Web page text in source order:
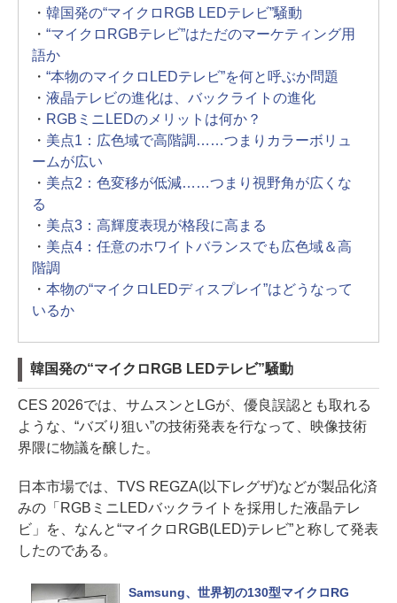
・ 韓国発の“マイクロRGB LEDテレビ”騒動
・ “マイクロRGBテレビ”はただのマーケティング用
語か
・ “本物のマイクロLEDテレビ”を何と呼ぶか問題
・ 液晶テレビの進化は、バックライトの進化
・ RGBミニLEDのメリットは何か？
・ 美点1：広色域で高階調……つまりカラーボリュ
ームが広い
・ 美点2：色変移が低減……つまり視野角が広くな
る
・ 美点3：高輝度表現が格段に高まる
・ 美点4：任意のホワイトバランスでも広色域＆高
階調
・ 本物の“マイクロLEDディスプレイ”はどうなって
いるか
韓国発の“マイクロRGB LEDテレビ”騒動
CES 2026では、サムスンとLGが、優良誤認とも取れる
ような、“バズり狙い”の技術発表を行なって、映像技術
界隈に物議を醸した。
日本市場では、TVS REGZA(以下レグザ)などが製品化済
みの「RGBミニLEDバックライトを採用した液晶テレ
ビ」を、なんと“マイクロRGB(LED)テレビ”と称して発表
したのである。
Samsung、世界初の130型マイクロRG